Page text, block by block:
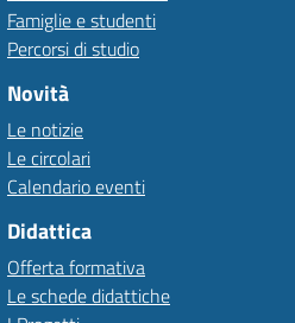
Famiglie e studenti
Percorsi di studio
Novità
Le notizie
Le circolari
Calendario eventi
Didattica
Offerta formativa
Le schede didattiche